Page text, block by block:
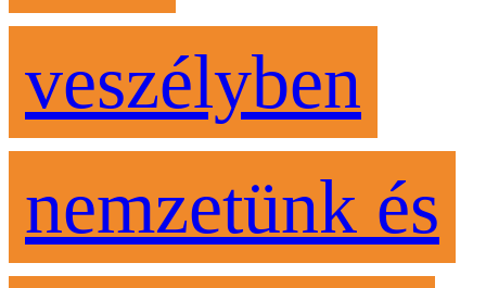
veszélyben
nemzetünk és